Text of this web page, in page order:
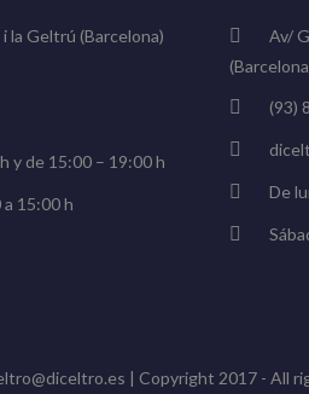
la Geltrú (Barcelona)
y de 15:00 – 19:00 h
15:00 h
Av/
(93)
De
| Copyright 2017 - All